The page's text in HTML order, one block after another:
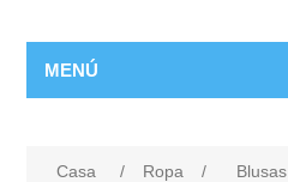
MENÚ
Casa / Ropa / Blusas